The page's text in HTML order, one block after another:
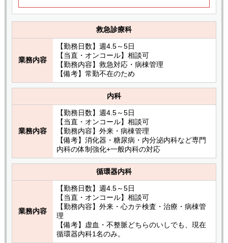
救急診療科
業務内容
【勤務日数】週4.5～5日
【当直・オンコール】相談可
【勤務内容】救急対応・病棟管理
【備考】常勤不在のため
内科
業務内容
【勤務日数】週4.5～5日
【当直・オンコール】相談可
【勤務内容】外来・病棟管理
【備考】消化器・糖尿病・内分泌内科など専門
内科の体制強化+一般内科の対応
循環器内科
業務内容
【勤務日数】週4.5～5日
【当直・オンコール】相談可
【勤務内容】外来・心カテ検査・治療・病棟管
理
【備考】虚血・不整脈どちらのいしでも、現在
循環器内科1名のみ。